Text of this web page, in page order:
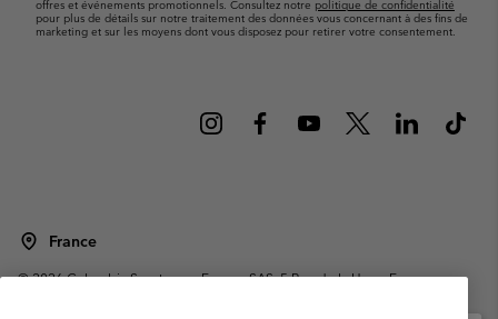
offres et événements promotionnels. Consultez notre politique de confidentialité
pour plus de détails sur notre traitement des données vous concernant à des fins de
marketing et sur les moyens dont vous disposez pour retirer votre consentement.
France
©2026Columbia Sportswear Europe SAS. 5 Rue de la Haye, Espace